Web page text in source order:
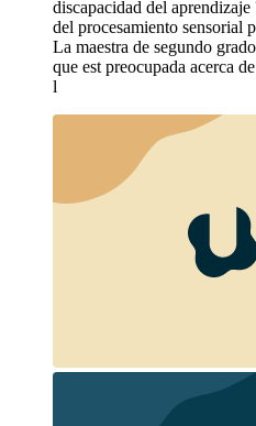
discapacidad del
del procesamiento sensorial
La maestra de segundo
que est preocupada acerca
l